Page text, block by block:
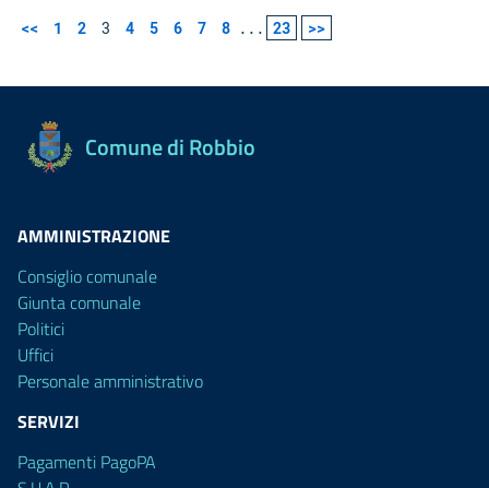
<< 1 2 3 4 5 6 7 8 ... 23 >>
Comune di Robbio
AMMINISTRAZIONE
Consiglio comunale
Giunta comunale
Politici
Uffici
Personale amministrativo
SERVIZI
Pagamenti PagoPA